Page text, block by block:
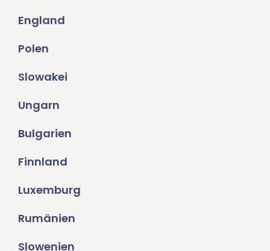
England
Polen
Slowakei
Ungarn
Bulgarien
Finnland
Luxemburg
Rumänien
Slowenien